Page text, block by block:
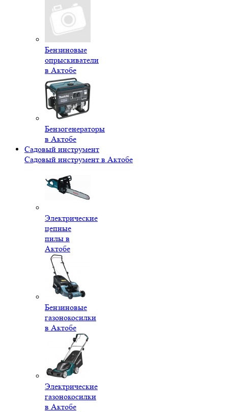
Бензиновые
опрыскиватели
в Актобе
Бензогенераторы
в Актобе
Садовый инструмент
Садовый инструмент в Актобе
Электрические
цепные
пилы в
Актобе
Бензиновые
газонокосилки
в Актобе
Электрические
газонокосилки
в Актобе